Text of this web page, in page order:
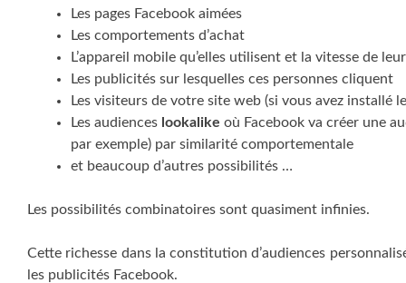
Les pages Facebook aimées
Les comportements d’achat
L’appareil mobile qu’elles utilisent et la vitesse de
Les publicités sur lesquelles ces personnes cliquent
Les visiteurs de votre site web (si vous avez installé
Les audiences lookalike où Facebook va créer une
par exemple) par similarité comportementale
et beaucoup d’autres possibilités …
Les possibilités combinatoires sont quasiment infinies.
Cette richesse dans la constitution d’audiences
les publicités Facebook.